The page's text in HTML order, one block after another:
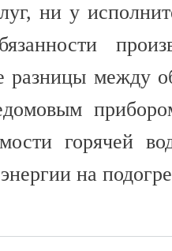
ни у
разницы между
горячей
на